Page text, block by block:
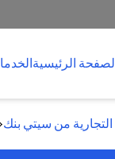
الرئيسية
من سيتي بنك